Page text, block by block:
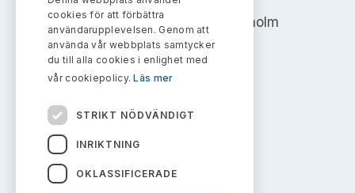
Ledamöter
Huvudmän
Publikationer och anföranden
Sök uttalanden
Avgifter
Prenumerera
Kontakt administrativa ärenden
Address: Box 7354, 103 90 Stockholm
info@aktiemarknadsnamnden.se
Om innehållet
Om webbplatsen
Kakor
cookies för att förbättra
användarupplevelsen. Genom att
använda vår webbplats samtycker
du till alla cookies i enlighet med
vår cookiepolicy.Läs mer
STRIKT NÖDVÄNDIGT
INRIKTNING
OKLASSIFICERADE